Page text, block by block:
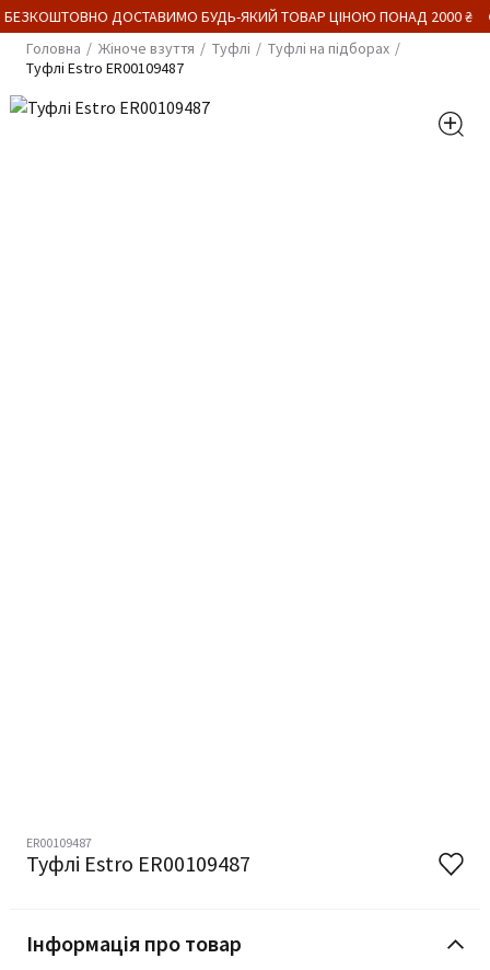
ДОСТАВИМО БУДЬ-ЯКИЙ ТОВАР ЦІНОЮ ПОНАД 2000 ₴
Головна
Жіноче взуття Туфлі
Туфлі на підборах
Туфлі Estro ER00109487
ER00109487
Туфлі Estro ER00109487
Інформація про товар